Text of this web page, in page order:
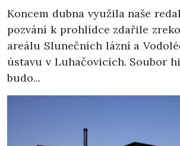
Koncem dubna využila naše
pozvání k prohlídce zdařile
areálu Slunečních lázní a
ústavu v Luhačovicích. Soubor
budo...